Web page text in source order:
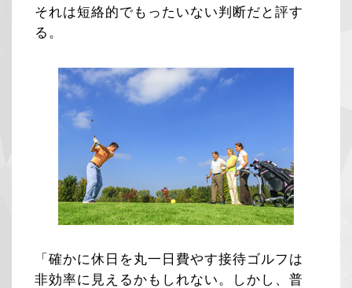
それは短絡的でもったいない判断だと評す
る。
「確かに休日を丸一日費やす接待ゴルフは
非効率に見えるかもしれない。しかし、普